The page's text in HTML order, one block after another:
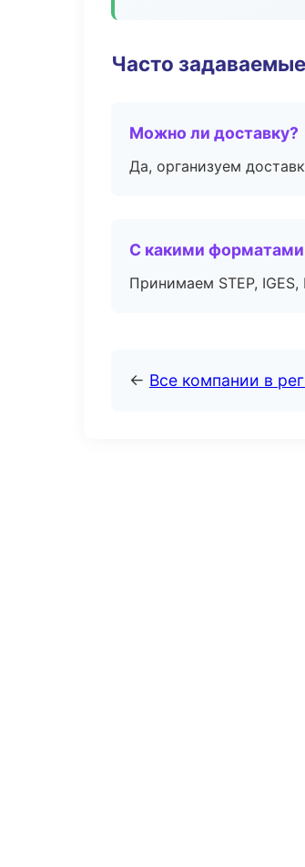
Часто
Можно ли доставку?
Да, организуем
С какими
Принимаем STEP,
← Все компании в